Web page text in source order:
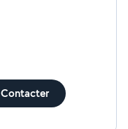
Contacter